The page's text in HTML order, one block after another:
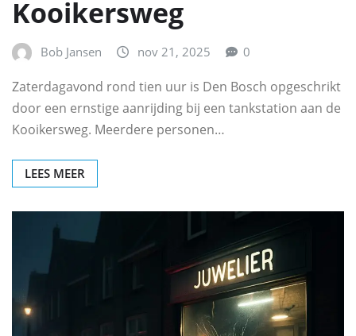
Kooikersweg
Bob Jansen nov 21, 2025 0
Zaterdagavond rond tien uur is Den Bosch opgeschrikt
door een ernstige aanrijding bij een tankstation aan de
Kooikersweg. Meerdere personen…
LEES MEER